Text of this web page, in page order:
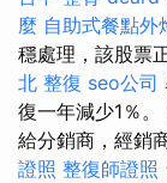
麼 自助式餐點外
穩處理，該股票
北 整復 seo公司
復一年減少1％
給分銷商，經銷
證照 整復師證照